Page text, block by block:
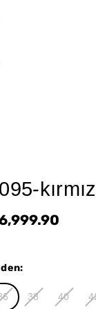
:
38 40